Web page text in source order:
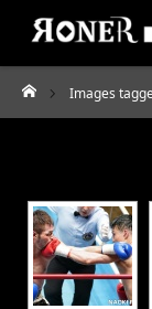
ホーム
Images